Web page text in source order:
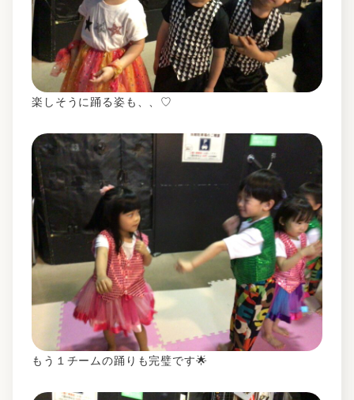
楽しそうに踊る姿も、、♡
もう１チームの踊りも完璧です🌟